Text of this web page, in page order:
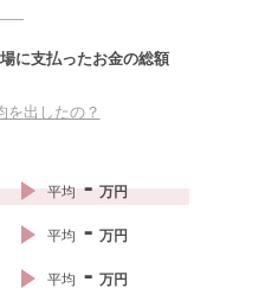
に支払ったお金の総額
を出したの？
平均 - 万円
平均 - 万円
平均 - 万円